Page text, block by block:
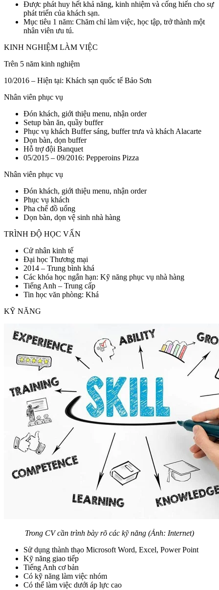
Được phát huy hết khả năng, kinh nhiệm và cống hiến cho sự
phát triển của khách sạn.
Mục tiêu 1 năm: Chăm chỉ làm việc, học tập, trở thành một
nhân viên ưu tú.
KINH NGHIỆM LÀM VIỆC
Trên 5 năm kinh nghiệm
10/2016 – Hiện tại: Khách sạn quốc tế Bảo Sơn
Nhân viên phục vụ
Đón khách, giới thiệu menu, nhận order
Setup bàn ăn, quầy buffer
Phục vụ khách Buffer sáng, buffer trưa và khách Alacarte
Dọn bàn, dọn buffer
Hỗ trợ đội Banquet
05/2015 – 09/2016: Pepperoins Pizza
Nhân viên phục vụ
Đón khách, giới thiệu menu, nhận order
Phục vụ khách
Pha chế đồ uống
Dọn bàn, dọn vệ sinh nhà hàng
TRÌNH ĐỘ HỌC VẤN
Cử nhân kinh tế
Đại học Thương mại
2014 – Trung bình khá
Các khóa học ngắn hạn: Kỹ năng phục vụ nhà hàng
Tiếng Anh – Trung cấp
Tin học văn phòng: Khá
KỸ NĂNG
Trong CV cần trình bày rõ các kỹ năng (Ảnh: Internet)
Sử dụng thành thạo Microsoft Word, Excel, Power Point
Kỹ năng giao tiếp
Tiếng Anh cơ bản
Có kỹ năng làm việc nhóm
Có thể làm việc dưới áp lực cao